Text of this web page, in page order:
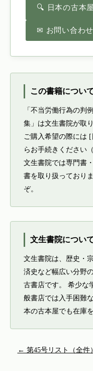
🔍 日本の古本
✉ お問い合わせ
この書籍につい
「不当労働行為の判
集」は文生書院が取
ご購入希望の際には
らお手続きください
文生書院では専門書
書を取り扱っており
ぞ。
文生書院につい
文生書院は、歴史・
済史など幅広い分野
古書店です。 希少な
般書店では入手困難
本の古本屋でも在庫
← 第45号リスト（全件